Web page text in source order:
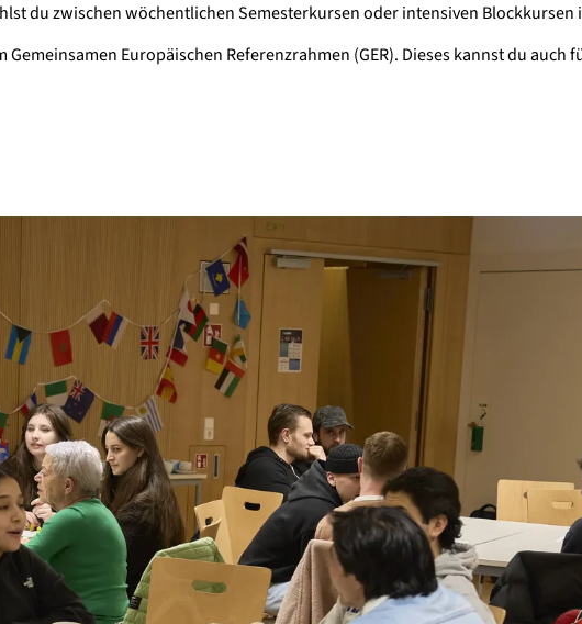
du zwischen wöchentlichen Semesterkursen oder intensiven
Europäischen Referenzrahmen (GER). Dieses kannst du auch